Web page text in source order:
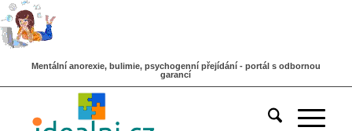
Mentální anorexie, bulimie, psychogenní přejídání - portál s odbornou
garancí